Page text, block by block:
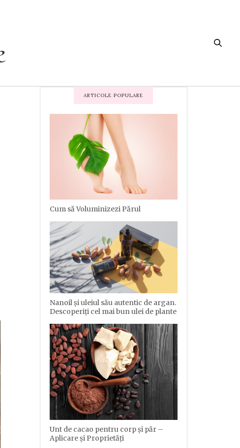
ARTICOLE POPULARE
Cum să Voluminizezi Părul
Nanoil și uleiul său autentic de argan.
Descoperiți cel mai bun ulei de plante
Unt de cacao pentru corp şi păr –
Aplicare şi Proprietăţi